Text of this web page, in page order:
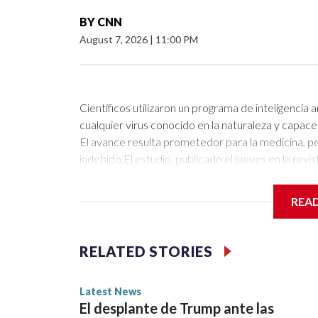
BY CNN
August 7, 2026 | 11:00 PM
Científicos utilizaron un programa de inteligencia
cualquier virus conocido en la naturaleza y
El avance resulta prometedor para la medicina,
indebido.El estudio, publicado el jueves en la
modelos de lenguaje con grandes cantidades
específico: debían ser compatibles con células de
IA, los investigadores sintetizaron y probaron
no a los seres humanos.De acuerdo con la
restricciones evolutivas” de los genomas
RELATED STORIES
Latest News
El desplante de Trump ante las